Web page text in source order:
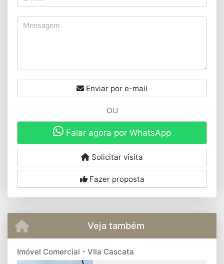
Enviar por e-mail
OU
Falar agora por WhatsApp
Solicitar visita
Fazer proposta
Veja também
Imóvel Comercial - VIla Cascata